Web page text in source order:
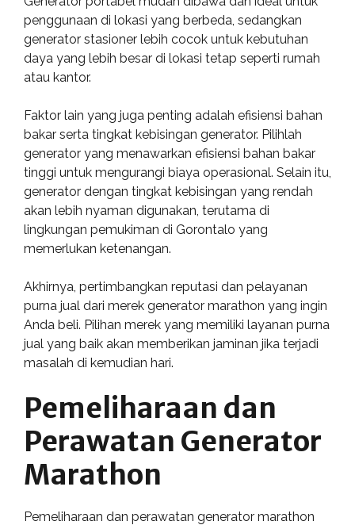
penggunaan di lokasi yang berbeda, sedangkan
generator stasioner lebih cocok untuk kebutuhan
daya yang lebih besar di lokasi tetap seperti rumah
atau kantor.
Faktor lain yang juga penting adalah efisiensi bahan
bakar serta tingkat kebisingan generator. Pilihlah
generator yang menawarkan efisiensi bahan bakar
tinggi untuk mengurangi biaya operasional. Selain itu,
generator dengan tingkat kebisingan yang rendah
akan lebih nyaman digunakan, terutama di
lingkungan pemukiman di Gorontalo yang
memerlukan ketenangan.
Akhirnya, pertimbangkan reputasi dan pelayanan
purna jual dari merek generator marathon yang ingin
Anda beli. Pilihan merek yang memiliki layanan purna
jual yang baik akan memberikan jaminan jika terjadi
masalah di kemudian hari.
Pemeliharaan dan
Perawatan Generator
Marathon
Pemeliharaan dan perawatan generator marathon